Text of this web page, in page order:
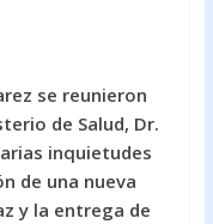
se reunieron
de Salud, Dr.
inquietudes
de una nueva
y la entrega de